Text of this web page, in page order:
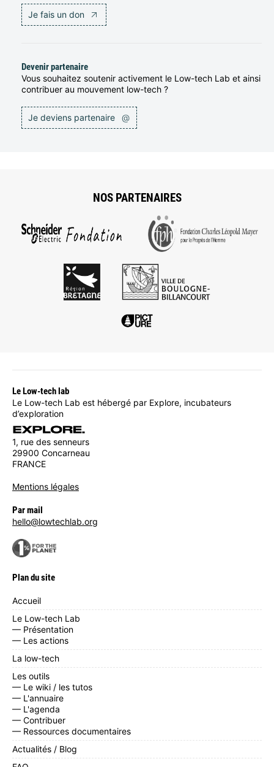
Je fais un don
Devenir partenaire
Vous souhaitez soutenir activement le Low-tech Lab et ainsi
contribuer au mouvement low-tech ?
Je deviens partenaire @
NOS PARTENAIRES
Le Low-tech lab
Le Low-tech Lab est hébergé par Explore, incubateurs
d’exploration
1, rue des senneurs
29900 Concarneau
FRANCE
Mentions légales
Par mail
hello@lowtechlab.org
Plan du site
Accueil
Le Low-tech Lab
— Présentation
— Les actions
La low-tech
Les outils
— Le wiki / les tutos
— L'annuaire
— L'agenda
— Contribuer
— Ressources documentaires
Actualités / Blog